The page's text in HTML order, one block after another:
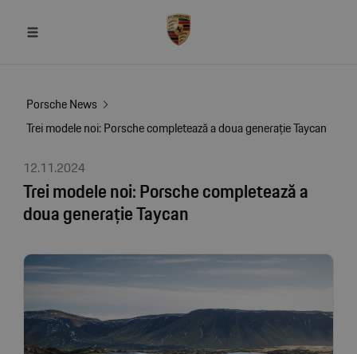
Porsche News
Trei modele noi: Porsche completează a doua generație Taycan
12.11.2024
Trei modele noi: Porsche completează a
doua generație Taycan